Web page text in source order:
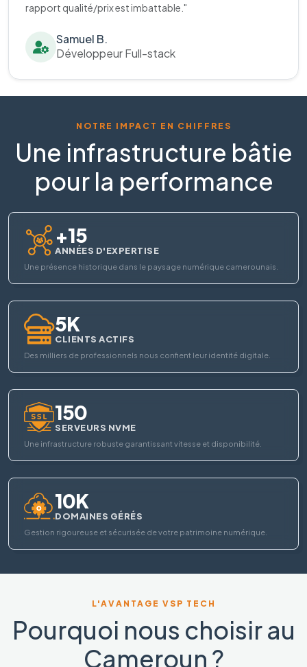
rapport qualité/prix est imbattable."
Samuel B.
Développeur Full-stack
NOTRE IMPACT EN CHIFFRES
Une infrastructure bâtie
pour la performance
+15
ANNÉES D'EXPERTISE
Une présence historique dans le paysage numérique camerounais.
5K
CLIENTS ACTIFS
Des milliers de professionnels nous confient leur identité digitale.
150
SERVEURS NVME
Une infrastructure robuste garantissant vitesse et disponibilité.
10K
DOMAINES GÉRÉS
Gestion rigoureuse et sécurisée de votre patrimoine numérique.
L'AVANTAGE VSP TECH
Pourquoi nous choisir au
Cameroun ?